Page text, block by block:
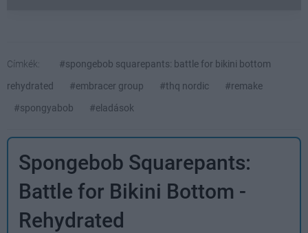
Címkék:
#spongebob squarepants: battle for bikini bottom
rehydrated
#embracer group #thq nordic
#remake
#spongyabob
#eladások
Spongebob Squarepants:
Battle for Bikini Bottom -
Rehydrated